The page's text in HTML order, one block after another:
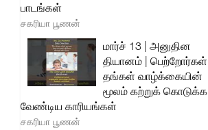
பாடங்கள்
சகரியா பூணன்
மார்ச் 13 | அனுதின
தியானம் | பெற்றோர்கள்
தங்கள் வாழ்க்கையின்
மூலம் கற்றுக் கொடுக்க
வேண்டிய காரியங்கள்
சகரியா பூணன்